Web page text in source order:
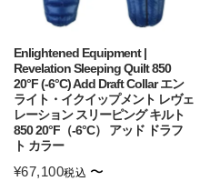
Enlightened Equipment |
Revelation Sleeping Quilt 850
20°F (-6°C) Add Draft Collar エン
ライト・イクイップメント レヴェ
レーション スリーピング キルト
850 20°F（-6°C） アッド ドラフ
ト カラー
¥67,100税込 〜